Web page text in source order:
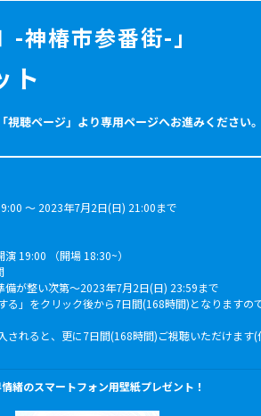
神椿市参番街-」
ト
聴ページ」より専用ページへお進みください。
～ 2023年7月2日(日) 21:00まで
19:00 （開場 18:30~）
備が整い次第〜2023年7月2日(日) 23:59まで
る」をクリック後から7日間(168時間)となりますの
されると、更に7日間(168時間)ご視聴いただけます(
緒のスマートフォン用壁紙プレゼント！